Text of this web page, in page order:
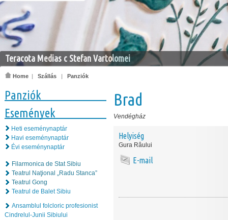
Teracota Medias c Stefan Vartolomei
Home | Szállás | Panziók
Panziók
Események
Heti eseménynaptár
Havi eseménynaptár
Évi eseménynaptár
Filarmonica de Stat Sibiu
Teatrul Naţional „Radu Stanca”
Teatrul Gong
Teatrul de Balet Sibiu
Ansamblul folcloric profesionist
Cindrelul-Junii Sibiului
Brad
Vendégház
Helyiség
Gura Râului
E-mail